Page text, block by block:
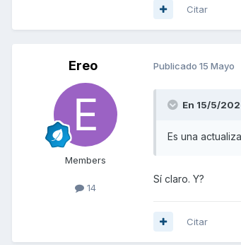
Citar
Ereo
Members
14
Publicado 15 Mayo
En 15/5/
Es una
Sí claro. Y?
Citar